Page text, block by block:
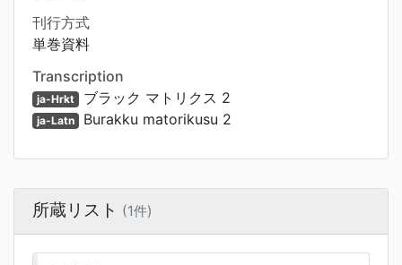
刊行方式
単巻資料
Transcription
ja-Hrkt ブラック マトリクス 2
ja-Latn Burakku matorikusu 2
所蔵リスト (1件)